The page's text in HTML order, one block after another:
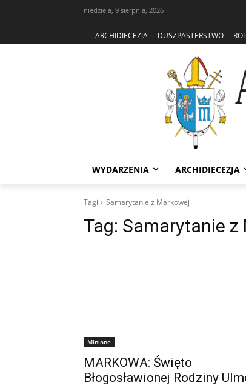
niedziela, 9 sierpnia, 2026
ARCHIDIECEZJA DUSZPASTERSTWO
WYDARZENIA ARCHIDIECEZJA
Tagi Samarytanie z Markowej
Tag: Samarytanie z
Minione
MARKOWA: Święto
Błogosławionej Rodziny